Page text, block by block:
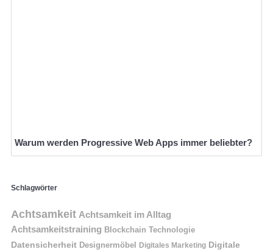
Warum werden Progressive Web Apps immer beliebter?
Schlagwörter
Achtsamkeit Achtsamkeit im Alltag
Achtsamkeitstraining Blockchain Technologie
Datensicherheit Designermöbel Digitales Marketing Digitale